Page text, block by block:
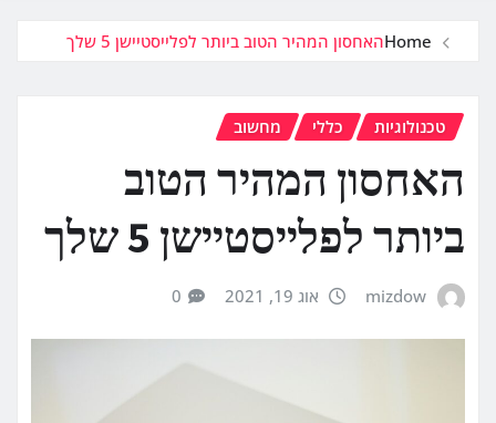
Homeהאחסון המהיר הטוב ביותר לפלייסטיישן 5 שלך
טכנולוגיות כללי מחשוב
האחסון המהיר הטוב
ביותר לפלייסטיישן 5 שלך
mizdow אוג 19, 2021 0